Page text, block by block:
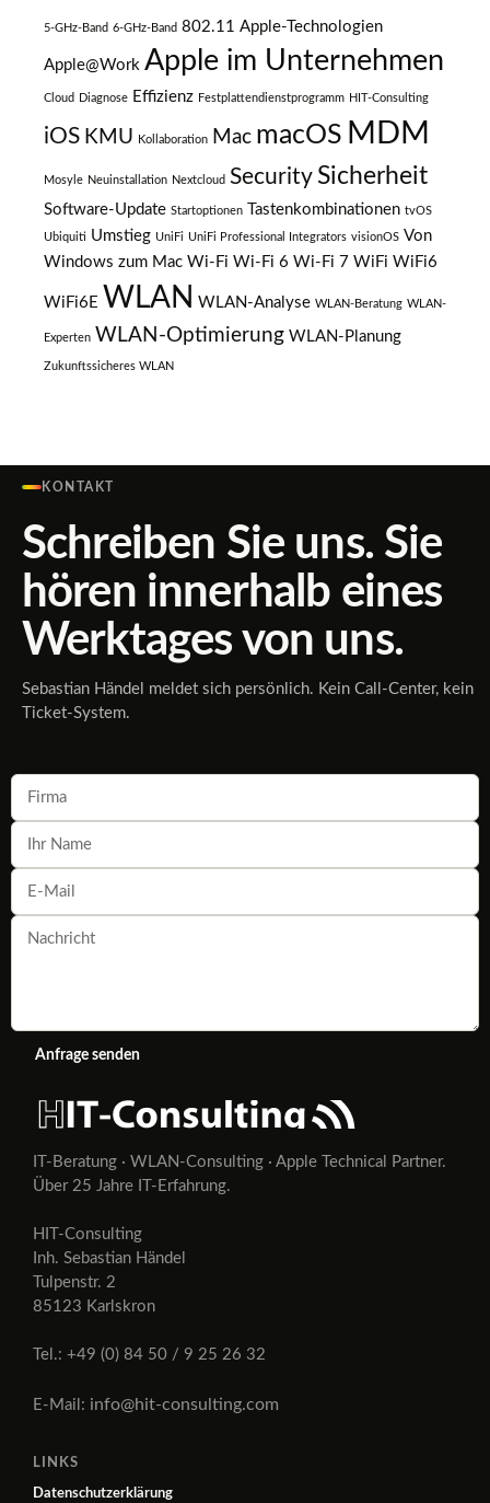
5-GHz-Band 6-GHz-Band 802.11 Apple-Technologien
Apple@Work Apple im Unternehmen
Cloud Diagnose Effizienz Festplattendienstprogramm HIT-Consulting
iOS KMU Kollaboration Mac macOS MDM
Mosyle Neuinstallation Nextcloud Security Sicherheit
Software-Update Startoptionen Tastenkombinationen tvOS
Ubiquiti Umstieg UniFi UniFi Professional Integrators visionOS Von
Windows zum Mac Wi-Fi Wi-Fi 6 Wi-Fi 7 WiFi WiFi6
WiFi6E WLAN WLAN-Analyse WLAN-Beratung WLAN-
Experten WLAN-Optimierung WLAN-Planung
Zukunftssicheres WLAN
KONTAKT
Schreiben Sie uns. Sie
hören innerhalb eines
Werktages von uns.
Sebastian Händel meldet sich persönlich. Kein Call-Center, kein
Ticket-System.
Anfrage senden
IT-Beratung · WLAN-Consulting · Apple Technical Partner.
Über 25 Jahre IT-Erfahrung.
HIT-Consulting
Inh. Sebastian Händel
Tulpenstr. 2
85123 Karlskron
Tel.: +49 (0) 84 50 / 9 25 26 32
E-Mail: info@hit-consulting.com
LINKS
Datenschutzerklärung